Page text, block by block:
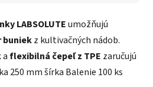
LABSOLUTEumožňujú
buniekz kultivačných nádob.
aflexibilná čepeľ z TPE zaručujú
250 mm šírka Balenie 100 ks